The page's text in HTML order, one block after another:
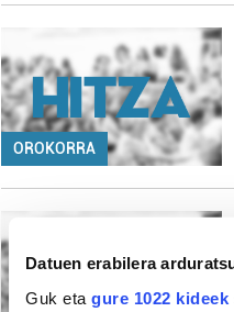
Datuen erabilera
Guk eta gure 1022 kideek
OROKORRA